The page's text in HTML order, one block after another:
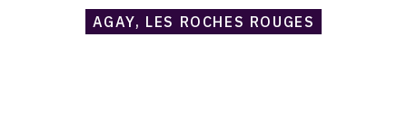
AGAY, LES ROCHES ROUGES